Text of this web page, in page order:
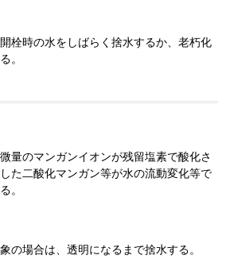
栓時の水をしばらく捨水するか、老朽化
。
量のマンガンイオンが残留塩素で酸化さ
た二酸化マンガン等が水の流動変化等で
。
の場合は、透明になるまで捨水する。